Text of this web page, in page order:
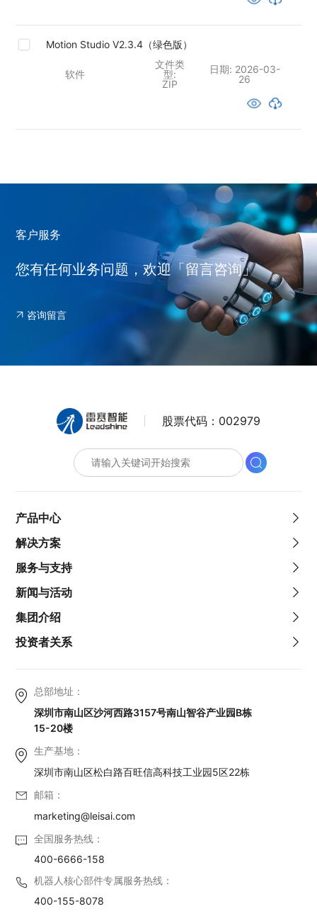
Motion Studio V2.3.4（绿色版）
软件
文件类
型:
ZIP
日期: 2026-03-
26
客户服务
您有任何业务问题，欢迎「留言咨询」
咨询留言
股票代码： 002979
总部地址：
深圳市南山区沙河西路3157号南山智谷产业园B栋
15-20楼
生产基地：
深圳市南山区松白路百旺信高科技工业园5区22栋
邮箱：
marketing@leisai.com
全国服务热线：
400-6666-158
机器人核心部件专属服务热线：
400-155-8078
产品中心
解决方案
服务与支持
新闻与活动
集团介绍
投资者关系